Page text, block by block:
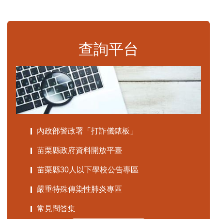
查詢平台
內政部警政署「打詐儀錶板」
苗栗縣政府資料開放平臺
苗栗縣30人以下學校公告專區
嚴重特殊傳染性肺炎專區
常見問答集